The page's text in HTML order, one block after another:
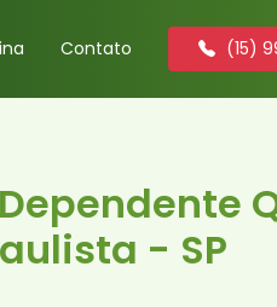
Contato (15)
- SP